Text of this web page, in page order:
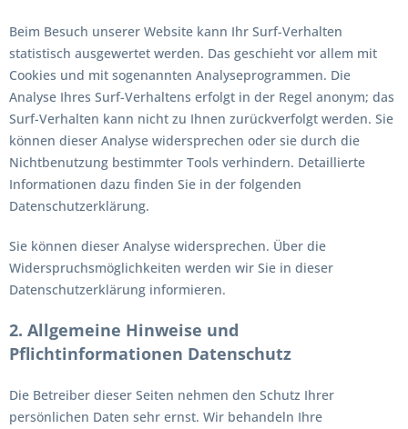
Beim Besuch unserer Website kann Ihr Surf-Verhalten
statistisch ausgewertet werden. Das geschieht vor allem mit
Cookies und mit sogenannten Analyseprogrammen. Die
Analyse Ihres Surf-Verhaltens erfolgt in der Regel anonym; das
Surf-Verhalten kann nicht zu Ihnen zurückverfolgt werden. Sie
können dieser Analyse widersprechen oder sie durch die
Nichtbenutzung bestimmter Tools verhindern. Detaillierte
Informationen dazu finden Sie in der folgenden
Datenschutzerklärung.
Sie können dieser Analyse widersprechen. Über die
Widerspruchsmöglichkeiten werden wir Sie in dieser
Datenschutzerklärung informieren.
2. Allgemeine Hinweise und
Pflichtinformationen Datenschutz
Die Betreiber dieser Seiten nehmen den Schutz Ihrer
persönlichen Daten sehr ernst. Wir behandeln Ihre